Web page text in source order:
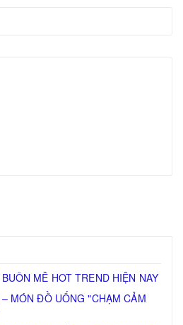
MÊ HOT TREND HIỆN NAY
MÓN ĐỒ UỐNG "CHẠM CẢM